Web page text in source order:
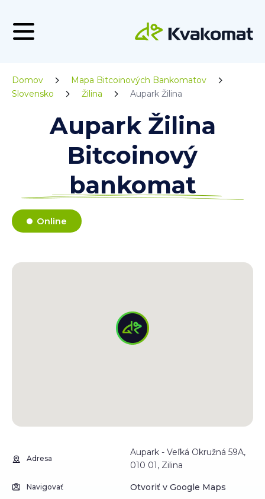
Domov
Mapa Bitcoinových Bankomatov
Slovensko
Žilina Aupark Žilina
Aupark Žilina
Bitcoinový
bankomat
Online
Adresa
Aupark - Veľká Okružná 59A,
010 01, Zilina
Navigovať Otvoriť v Google Maps